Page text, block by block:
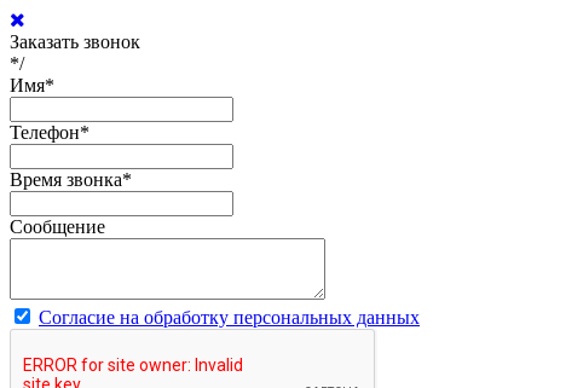
Заказать звонок
*/
Имя*
Телефон*
Время звонка*
Сообщение
Согласие на обработку персональных данных